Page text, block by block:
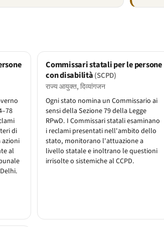
di
al
Commissari statali per le persone
con disabilità(SCPD)
राज्य आयुक्त, दिव्यांगजन
Ogni stato nomina un Commissario ai
sensi della Sezione 79 della Legge
RPwD. I Commissari statali esaminano
i reclami presentati nell'ambito dello
stato, monitorano l'attuazione a
livello statale e inoltrano le questioni
irrisolte o sistemiche al CCPD.